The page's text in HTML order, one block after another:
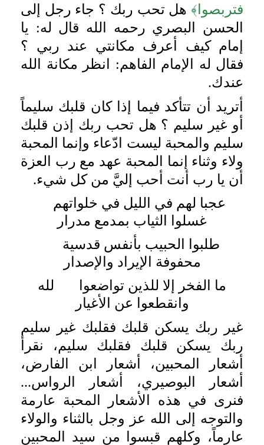
فتربصوا﴾ هل تحب ربك ؟ جاء رجل إلى
الحسن البصري رحمه الله قال له: يا
إمام كيف أعرف مكانتي عند ربي ؟
فقال له الإمام الفاهم: انظر مكانة الله
عندك.
أتريد أن تتأكد فيما إذا كان قلبك سليماً
أو غير سليم ؟ هل تحب ربك إذن قلبك
سليم والمحبة ليست ادّعاء وإنما المحبة
ولاء وثناء إنما المحبة عهد مع رب العزة
أن يا رب أنت أحب إليَّ من كل شيء.
عجبا لهم في الليل في خلواتهم
غسلوا الثياب بمدمع مدرار
طلبوا الحبيب بأنفس قدسية
محفوفة الإيراد والإصدار
ما الفخر إلا للذين تواضعوا لله
وانقطعوا عن الأغيار
غير ربك يسكن قلبك فقلبك غير سليم
ربك يسكن قلبك فقلبك سليم، نقرأ
أشعار المحبين، أشعار ابن الفارض،
أشعار البوصيري، أشعار الرواس...
فنرى في هذه الأشعار المحبة عارمة
والتوجه إلى الله عز وجل بالثناء والولاء
عارماً، وكلهم قبسوا من سيد المحبين